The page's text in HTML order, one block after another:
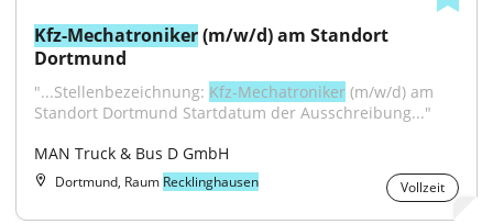
Kfz-Mechatroniker (m/w/d) am Standort
Dortmund
"...Stellenbezeichnung: Kfz-Mechatroniker (m/w/d) am
Standort Dortmund Startdatum der Ausschreibung..."
MAN Truck & Bus D GmbH
Dortmund, Raum Recklinghausen Vollzeit